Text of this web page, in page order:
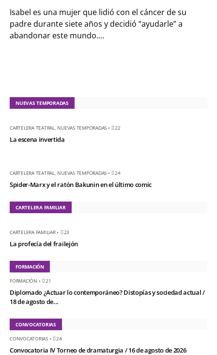
Isabel es una mujer que lidió con el cáncer de su
padre durante siete años y decidió “ayudarle” a
abandonar este mundo....
NUEVAS TEMPORADAS
CARTELERA TEATRAL, NUEVAS TEMPORADAS • 22
La escena invertida
CARTELERA TEATRAL, NUEVAS TEMPORADAS • 24
Spider-Marx y el ratón Bakunin en el último comic
CARTELERA FAMILIAR
CARTELERA FAMILIAR• 23
La profecía del frailejón
FORMACIÓN
FORMACIÓN • 21
Diplomado ¿Actuar lo contemporáneo? Distopías y sociedad actual /
18 de agosto de...
CONVOCATORIAS
CONVOCATORIAS• 24
Convocatoria IV Torneo de dramaturgia / 16 de agosto de 2026